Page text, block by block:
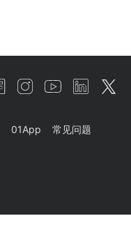
01App 常见问题